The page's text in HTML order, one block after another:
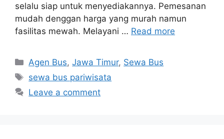
selalu siap untuk menyediakannya. Pemesanan
mudah denggan harga yang murah namun
fasilitas mewah. Melayani … Read more
Categories
Agen Bus,Jawa Timur, Sewa Bus
Tags
sewa bus pariwisata
Leave a comment